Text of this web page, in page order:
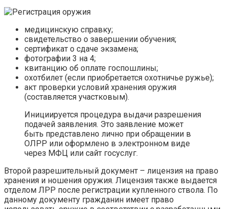
медицинскую справку;
свидетельство о завершении обучения;
сертификат о сдаче экзамена;
фотографии 3 на 4;
квитанцию об оплате госпошлины;
охотбилет (если приобретается охотничье ружье);
акт проверки условий хранения оружия
(составляется участковым).
Инициируется процедура выдачи разрешения
подачей заявления. Это заявление может
быть представлено лично при обращении в
ОЛРР или оформлено в электронном виде
через МФЦ или сайт госуслуг.
Второй разрешительный документ – лицензия на право
хранения и ношения оружия. Лицензия также выдается
отделом ЛРР после регистрации купленного ствола. По
данному документу гражданин имеет право